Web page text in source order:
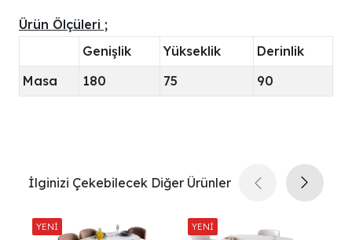
Ürün Ölçüleri ;
Genişlik
Yükseklik
Derinlik
Masa
180 75 90
İlginizi Çekebilecek Diğer Ürünler